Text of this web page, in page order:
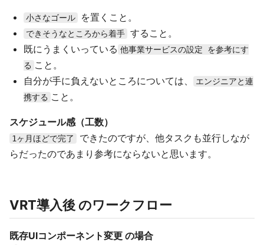
小さなゴール を置くこと。
できそうなところから着手 すること。
既にうまくいっている 他事業サービスの設定 を参考にす
る こと。
自分が手に負えないところについては、
エンジニアと連
携する こと。
スケジュール感（工数）
1ヶ月ほどで完了
できたのですが、他タスクも並行しなが
らだったのであまり参考にならないと思います。
VRT導入後 のワークフロー
既存UIコンポーネント変更 の場合